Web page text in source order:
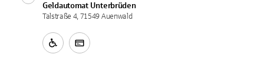
Geldautomat Unterbrüden
Talstraße 4, 71549 Auenwald